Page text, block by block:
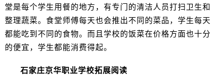
堂是每个学生用餐的地方，有专门的清洁人员打扫卫生和
整理蔬菜。食堂师傅每天也会推出不同的菜品，学生每天
都能吃到不同的食物。而且学校的饭菜在价格方面也十分
的便宜，学生都能消费得起。
石家庄京华职业学校拓展阅读